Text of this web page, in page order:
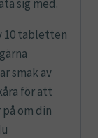
sig med.
10 tabletten
smak av
för att
om din